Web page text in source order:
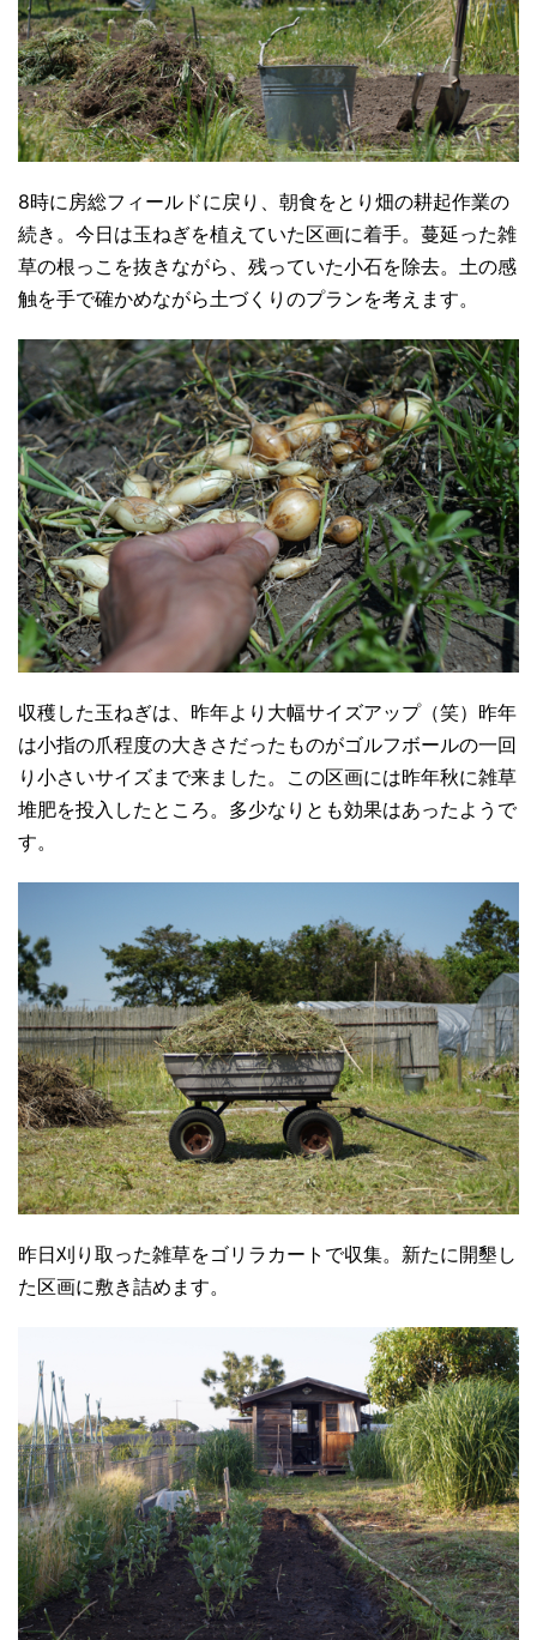
8時に房総フィールドに戻り、朝食をとり畑の耕起作業の
続き。今日は玉ねぎを植えていた区画に着手。蔓延った雑
草の根っこを抜きながら、残っていた小石を除去。土の感
触を手で確かめながら土づくりのプランを考えます。
収穫した玉ねぎは、昨年より大幅サイズアップ（笑）昨年
は小指の爪程度の大きさだったものがゴルフボールの一回
り小さいサイズまで来ました。この区画には昨年秋に雑草
堆肥を投入したところ。多少なりとも効果はあったようで
す。
昨日刈り取った雑草をゴリラカートで収集。新たに開墾し
た区画に敷き詰めます。